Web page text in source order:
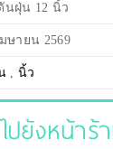
นฝุ่น 12 นิ้ว
ษายน 2569
, นิ้ว
ไปยังหน้าร้